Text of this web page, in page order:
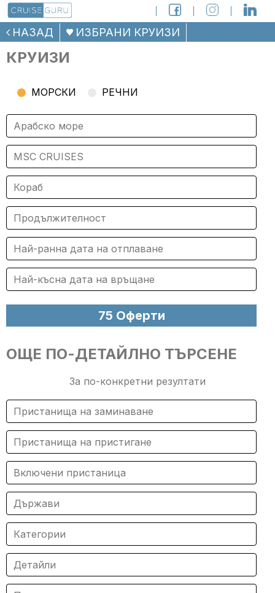
НАЗАД ИЗБРАНИ КРУИЗИ
КРУИЗИ
МОРСКИ РЕЧНИ
ОЩЕ ПО-ДЕТАЙЛНО ТЪРСЕНЕ
За по-конкретни резултати